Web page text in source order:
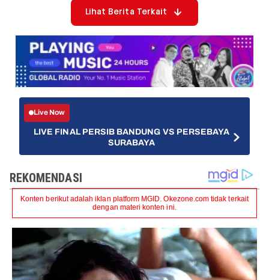
Lihat Berita Terkait
Live Now
LIVE FINAL PERSIB BANDUNG VS PERSEBAYA
SURABAYA